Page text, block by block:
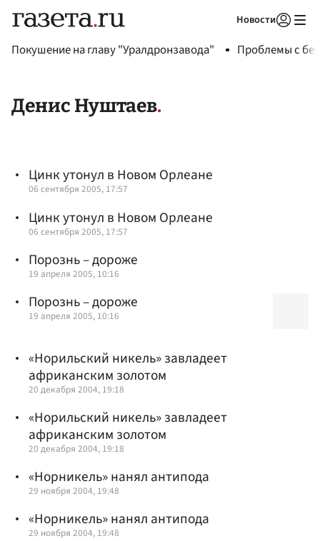
Новости
Покушение на главу "Уралдронзавода" Проблемы с
Денис Нуштаев
Цинк утонул в Новом Орлеане
06 сентября 2005, 17:57
Цинк утонул в Новом Орлеане
06 сентября 2005, 17:57
Порознь – дороже
19 апреля 2005, 10:16
Порознь – дороже
19 апреля 2005, 10:16
«Норильский никель» завладеет
африканским золотом
20 декабря 2004, 19:18
«Норильский никель» завладеет
африканским золотом
20 декабря 2004, 19:18
«Норникель» нанял антипода
29 ноября 2004, 19:48
«Норникель» нанял антипода
29 ноября 2004, 19:48